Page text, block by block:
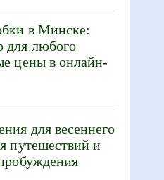
в Минске:
для любого
цены в онлайн-
для весеннего
путешествий и